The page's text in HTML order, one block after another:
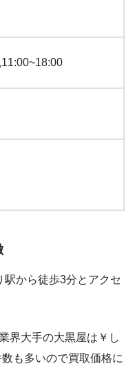
駅から徒歩3分とアクセ
界大手の大黒屋は￥し
も多いので買取価格に